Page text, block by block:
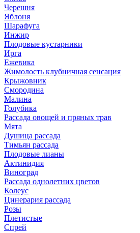
Черешня
Яблоня
Шарафуга
Инжир
Плодовые кустарники
Ирга
Ежевика
Жимолость клубничная сенсация
Крыжовник
Смородина
Малина
Голубика
Рассада овощей и пряных трав
Мята
Душица рассада
Тимьян рассада
Плодовые лианы
Актинидия
Виноград
Рассада однолетних цветов
Колеус
Цинерария рассада
Розы
Плетистые
Спрей